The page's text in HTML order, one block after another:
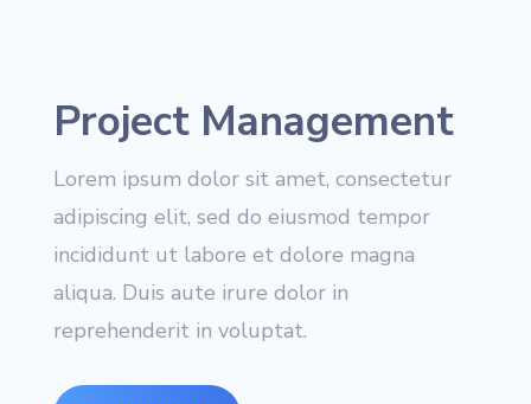
Project Management
Lorem ipsum dolor sit amet, consectetur
adipiscing elit, sed do eiusmod tempor
incididunt ut labore et dolore magna
aliqua. Duis aute irure dolor in
reprehenderit in voluptat.